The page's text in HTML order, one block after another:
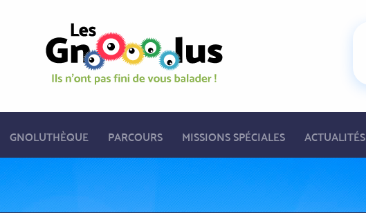
GNOLUTHÈQUE PARCOURS MISSIONS SPÉCIALES ACTUALITÉS